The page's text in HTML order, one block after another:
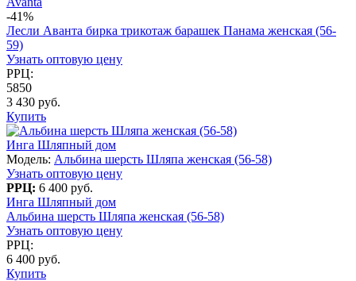
-41%
Лесли Аванта бирка трикотаж барашек Панама женская (56-
59)
Узнать оптовую цену
РРЦ:
5850
3 430 руб.
Купить
Инга Шляпный дом
Модель: Альбина шерсть Шляпа женская (56-58)
Узнать оптовую цену
РРЦ: 6 400 руб.
Инга Шляпный дом
Альбина шерсть Шляпа женская (56-58)
Узнать оптовую цену
РРЦ:
6 400 руб.
Купить